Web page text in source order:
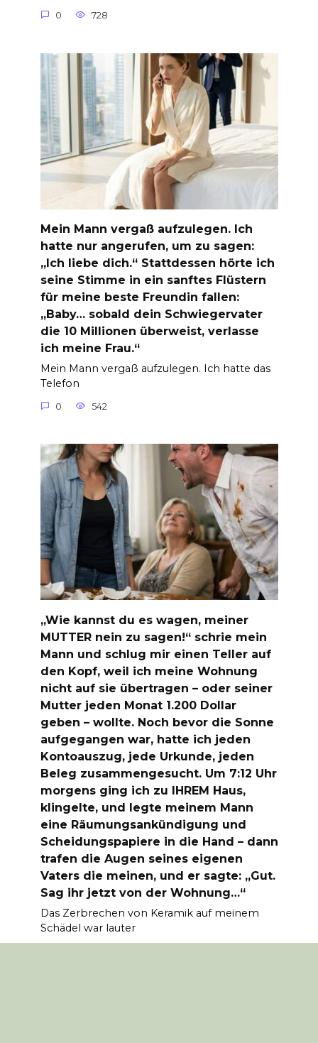
0 728
Mein Mann vergaß aufzulegen. Ich
hatte nur angerufen, um zu sagen:
„Ich liebe dich.“ Stattdessen hörte ich
seine Stimme in ein sanftes Flüstern
für meine beste Freundin fallen:
„Baby… sobald dein Schwiegervater
die 10 Millionen überweist, verlasse
ich meine Frau.“
Mein Mann vergaß aufzulegen. Ich hatte das
Telefon
0 542
„Wie kannst du es wagen, meiner
MUTTER nein zu sagen!“ schrie mein
Mann und schlug mir einen Teller auf
den Kopf, weil ich meine Wohnung
nicht auf sie übertragen – oder seiner
Mutter jeden Monat 1.200 Dollar
geben – wollte. Noch bevor die Sonne
aufgegangen war, hatte ich jeden
Kontoauszug, jede Urkunde, jeden
Beleg zusammengesucht. Um 7:12 Uhr
morgens ging ich zu IHREM Haus,
klingelte, und legte meinem Mann
eine Räumungsankündigung und
Scheidungspapiere in die Hand – dann
trafen die Augen seines eigenen
Vaters die meinen, und er sagte: „Gut.
Sag ihr jetzt von der Wohnung…“
Das Zerbrechen von Keramik auf meinem
Schädel war lauter